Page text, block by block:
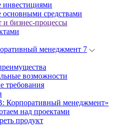
инвестициями
основными средствами
и бизнес-процессы
менеджмент 7
возможности
требования
менеджмент»
над проектами
продукт